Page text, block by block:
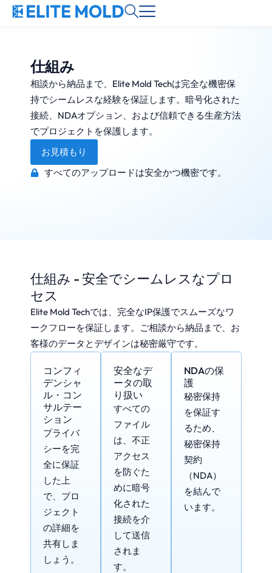
仕組み
相談から納品まで、Elite Mold Techは完全な機密保
持でシームレスな経験を保証します。暗号化された
接続、NDAオプション、および信頼できる生産方法
でプロジェクトを保護します。
お見積もり
すべてのアップロードは安全かつ機密です。
仕組み - 安全でシームレスなプロ
セス
Elite Mold Techでは、完全なIP保護でスムーズなワ
ークフローを保証します。ご相談から納品まで、お
客様のデータとデザインは秘密厳守です。
コンフィ
デンシャ
ル・コン
サルテー
ション
プライバ
シーを完
全に保証
した上
で、プロ
ジェクト
の詳細を
共有しま
しょう。
安全なデ
ータの取
り扱い
すべての
ファイル
は、不正
アクセス
を防ぐた
めに暗号
化された
接続を介
して送信
されま
す。
NDAの保
護
秘密保持
を保証す
るため、
秘密保持
契約
（NDA）
を結んで
います。